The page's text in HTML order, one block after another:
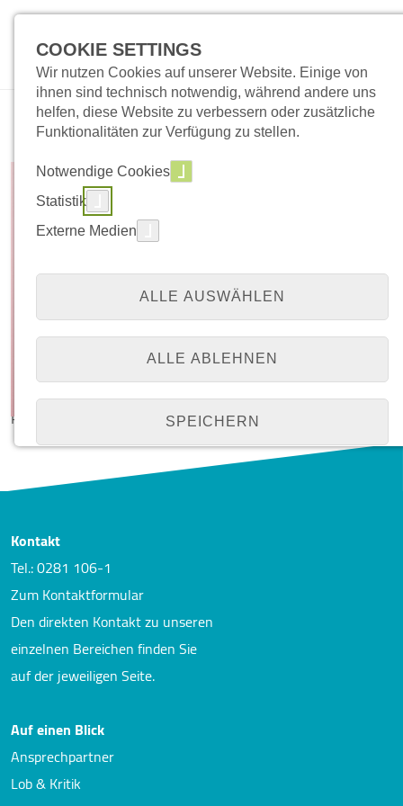
QZ 4/24
07. November 2024
Online
Thema: Falldiskussion, mein schlimmster Fall in diesem Jahr;
Planung 2025
Kontakt
Tel.: 0281 106-1
Zum Kontaktformular
Den direkten Kontakt zu unseren
einzelnen Bereichen finden Sie
auf der jeweiligen Seite.
Auf einen Blick
Ansprechpartner
Lob & Kritik
COOKIE SETTINGS
Wir nutzen Cookies auf unserer Website. Einige von
ihnen sind technisch notwendig, während andere uns
helfen, diese Website zu verbessern oder zusätzliche
Funktionalitäten zur Verfügung zu stellen.
Notwendige Cookies
Statistik
Externe Medien
ALLE AUSWÄHLEN
ALLE ABLEHNEN
SPEICHERN
NOTWENDIGE COOKIES
Funktionen und sind für die einwandfreie Funktion
der Website erforderlich.
Name:
Zweck:
Cookie Laufzeit: